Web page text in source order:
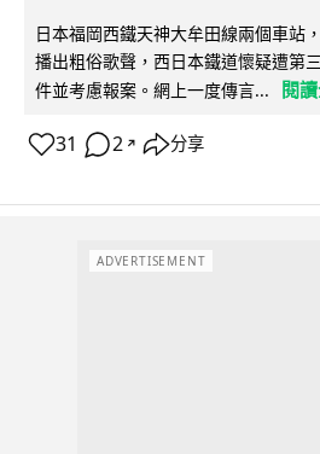
日本福岡西鐵天神大牟田線兩個車站
播出粗俗歌聲，西日本鐵道懷疑遭第
件並考慮報案。網上一度傳言...
閱
31 2 ↗ 分享
ADVERTISEMENT